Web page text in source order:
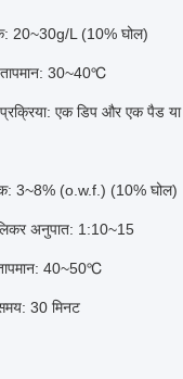
20~30g/L (10% घोल)
30~40℃
डिप और एक पैड या दो
3~8% (o.w.f.) (10% घोल)
1:10~15
40~50℃
मिनट